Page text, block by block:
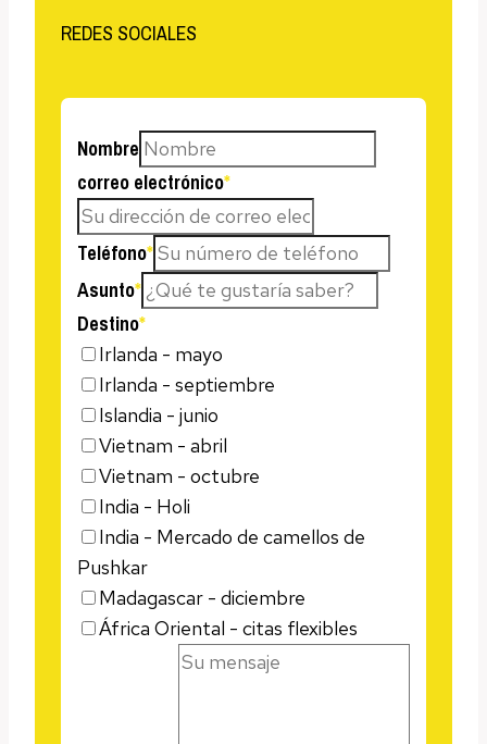
REDES SOCIALES
Nombre
correo electrónico*
Teléfono*
Asunto*
Destino*
Irlanda - mayo
Irlanda - septiembre
Islandia - junio
Vietnam - abril
Vietnam - octubre
India - Holi
India - Mercado de camellos de
Pushkar
Madagascar - diciembre
África Oriental - citas flexibles